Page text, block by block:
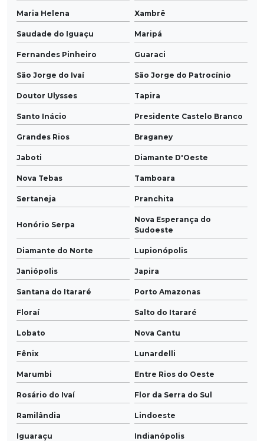
Maria Helena Xambrê
Saudade do Iguaçu Maripá
Fernandes Pinheiro Guaraci
São Jorge do Ivaí São Jorge do Patrocínio
Doutor Ulysses Tapira
Santo Inácio Presidente Castelo Branco
Grandes Rios Braganey
Jaboti Diamante D'Oeste
Nova Tebas Tamboara
Sertaneja Pranchita
Honório Serpa
Nova Esperança do
Sudoeste
Diamante do Norte Lupionópolis
Janiópolis Japira
Santana do Itararé Porto Amazonas
Floraí Salto do Itararé
Lobato Nova Cantu
Fênix Lunardelli
Marumbi Entre Rios do Oeste
Rosário do Ivaí Flor da Serra do Sul
Ramilândia Lindoeste
Iguaraçu Indianópolis